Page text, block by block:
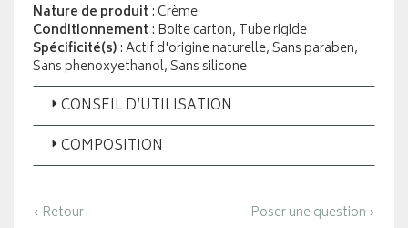
Nature de produit : Crème
Conditionnement : Boite carton, Tube rigide
Spécificité(s): Actif d'origine naturelle, Sans paraben,
Sans phenoxyethanol, Sans silicone
CONSEIL D’UTILISATION
COMPOSITION
‹ Retour Poser une question ›